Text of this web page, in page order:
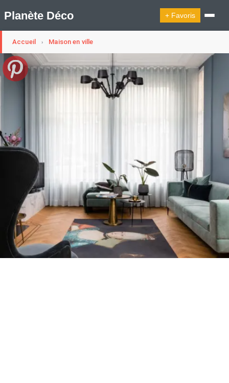
Planète Déco + Favoris
🛍︎ Shop Planète Déco ℹ︎ À propos
Belgique
Idées Déco En 10 Photos
Maison En Ville
Tendance
La Décoration Selon Votre Signe Astrologique
Les Trouvailles Déco Du Jour
Loft
Maison Appartement Écologique
Maison Container/container House
Maison D'hôtes
Maison Et Appartement Vintage
On Décode La Déco
Petite Surface
Piscine Question De Style
Renovation
Revue De Week End
Tiny House
Accueil › Maison en ville